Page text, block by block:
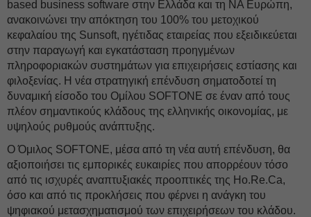
based business software στην Ελλάδα και τη ΝΑ Ευρώπη,
ανακοινώνει την απόκτηση του 100% του μετοχικού
κεφαλαίου της Sunsoft, ηγέτιδας εταιρείας που εξειδικεύεται
στην παραγωγή και εγκατάσταση προηγμένων
πληροφοριακών συστημάτων για επιχειρήσεις εστίασης και
φιλοξενίας. Η νέα στρατηγική επένδυση σηματοδοτεί τη
δυναμική είσοδο του Ομίλου SOFTONE σε έναν από τους
πλέον σημαντικούς κλάδους της ελληνικής οικονομίας, με
υψηλούς ρυθμούς ανάπτυξης.
Ο Όμιλος SOFTONE, μέσα από τη νέα αυτή επένδυση, θα
αξιοποιήσει τις εμπορικές ευκαιρίες που απορρέουν τόσο
από τις ισχυρές αναπτυξιακές προοπτικές της Ho.Re.Ca,
όσο και από τις προκλήσεις που φέρνει η ανάγκη του
ψηφιακού μετασχηματισμού των επιχειρήσεων του κλάδου.